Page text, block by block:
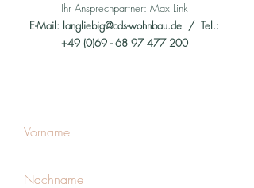
Ihr Ansprechpartner: Max Link
E-Mail: langliebig@cds-wohnbau.de / Tel.:
+49 (0)69 - 68 97 477 200
Vorname
Nachname